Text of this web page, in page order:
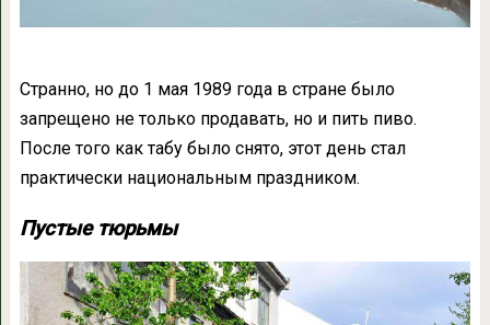
Странно, но до 1 мая 1989 года в стране было
запрещено не только продавать, но и пить пиво.
После того как табу было снято, этот день стал
практически национальным праздником.
Пустые тюрьмы